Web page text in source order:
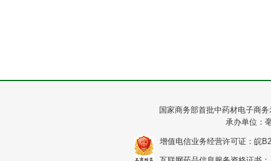
国家商务部首批中药材电子商
承办单位：
增值电信业务经营许可证：皖